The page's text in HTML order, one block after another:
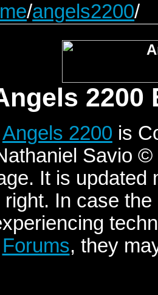
/angels2200/
2200
Angels 2200 is
Savio
It is updated
right. In case
Forums, they